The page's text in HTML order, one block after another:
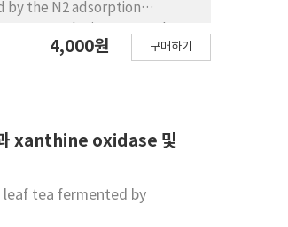
by the N2 adsorption
changed,
the micropore volume
width from 0.67 to 1.12
activation temperature. We
nanoporous carbons.
4,000원 구매하기
xanthine oxidase 및
leaf tea fermented by